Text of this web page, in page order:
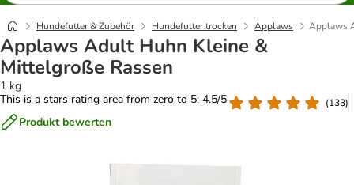
Hundefutter & Zubehör Hundefutter trocken Applaws Applaws
Applaws Adult Huhn Kleine &
Mittelgroße Rassen
1 kg
This is a stars rating area from zero to 5: 4.5/5
(133)
Produkt bewerten